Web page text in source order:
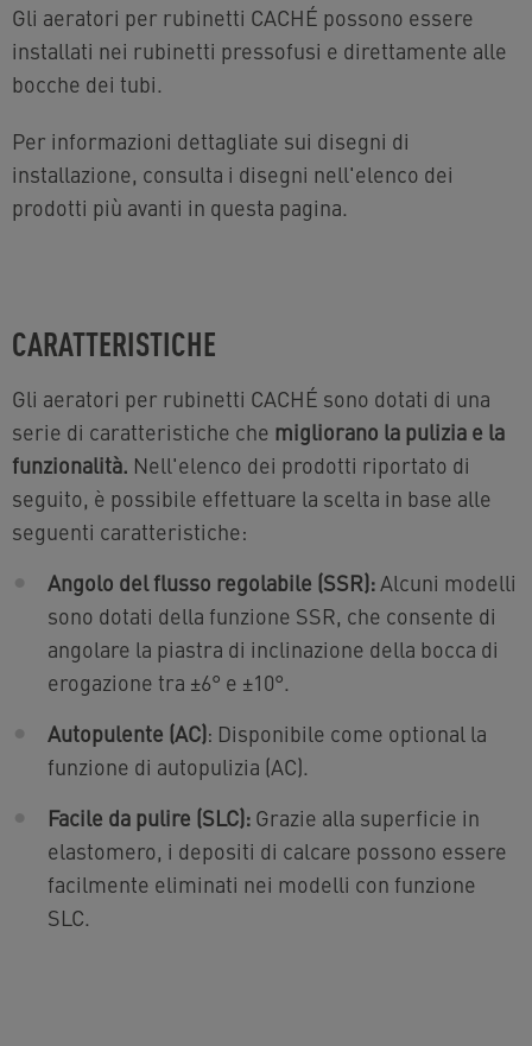
Gli aeratori per rubinetti CACHÉ possono essere
installati nei rubinetti pressofusi e direttamente alle
bocche dei tubi.
Per informazioni dettagliate sui disegni di
installazione, consulta i disegni nell'elenco dei
prodotti più avanti in questa pagina.
CARATTERISTICHE
Gli aeratori per rubinetti CACHÉ sono dotati di una
serie di caratteristiche che migliorano la pulizia e la
funzionalità. Nell'elenco dei prodotti riportato di
seguito, è possibile effettuare la scelta in base alle
seguenti caratteristiche:
Angolo del flusso regolabile (SSR):Alcuni modelli
sono dotati della funzione SSR, che consente di
angolare la piastra di inclinazione della bocca di
erogazione tra ±6° e ±10°.
Autopulente (AC): Disponibile come optional la
funzione di autopulizia (AC).
Facile da pulire (SLC): Grazie alla superficie in
elastomero, i depositi di calcare possono essere
facilmente eliminati nei modelli con funzione
SLC.